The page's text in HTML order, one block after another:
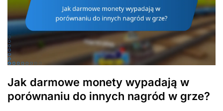
Jak darmowe monety wypadają w
porównaniu do innych nagród w grze?